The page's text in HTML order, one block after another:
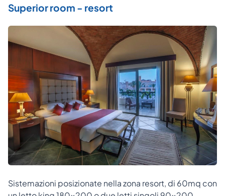
Superior room - resort
Sistemazioni posizionate nella zona resort, di 60mq con